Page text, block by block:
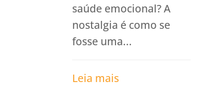
saúde emocional? A
nostalgia é como se
fosse uma...
Leia mais